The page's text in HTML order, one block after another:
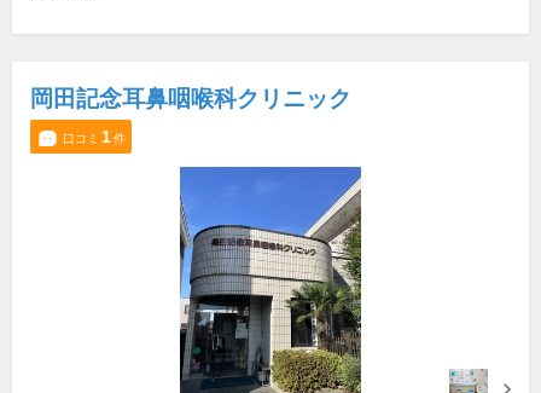
岡田記念耳鼻咽喉科クリニック
口コミ 1件